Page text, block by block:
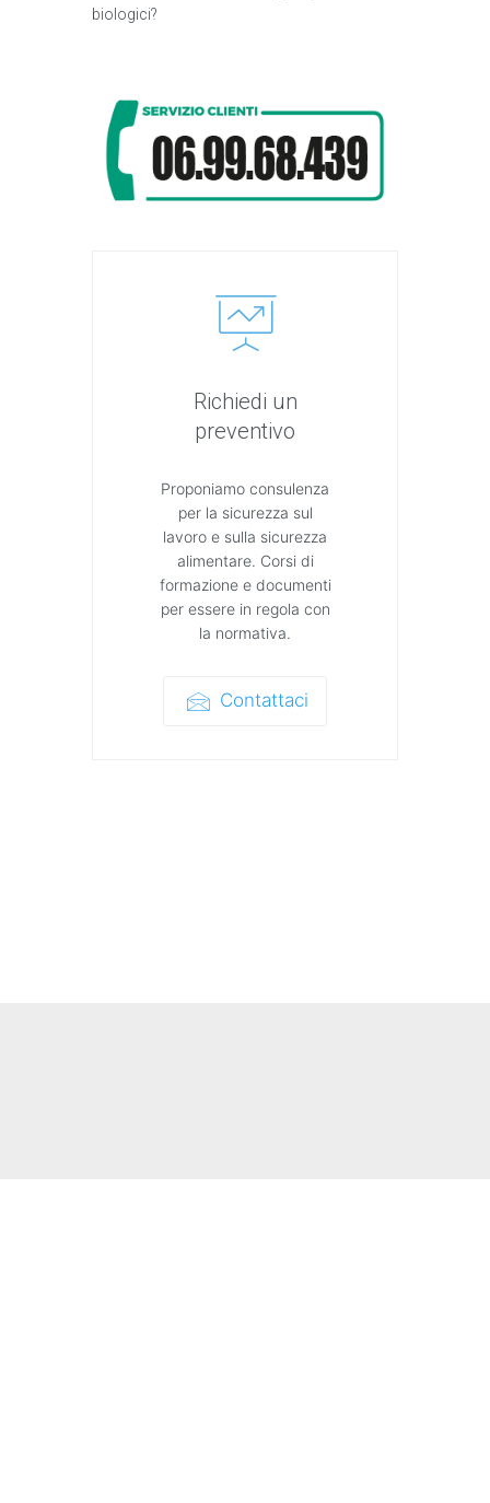
biologici?
Richiedi un
preventivo
Proponiamo consulenza
per la sicurezza sul
lavoro e sulla sicurezza
alimentare. Corsi di
formazione e documenti
per essere in regola con
la normativa.
Contattaci